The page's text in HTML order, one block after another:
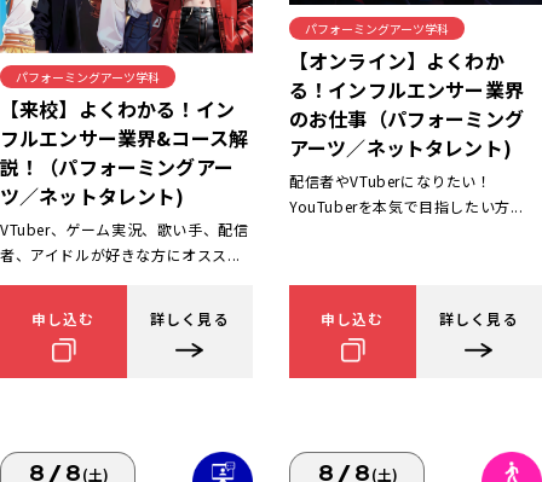
パフォーミングアーツ学科
【来校】よくわかる！イン
フルエンサー業界&コース解
説！（パフォーミングアー
ツ／ネットタレント)
VTuber、ゲーム実況、歌い手、配信
者、アイドルが好きな方にオスス...
申し込む 詳しく見る
パフォーミングアーツ学科
【オンライン】よくわか
る！インフルエンサー業界
のお仕事（パフォーミング
アーツ／ネットタレント)
配信者やVTuberになりたい！
YouTuberを本気で目指したい方...
申し込む 詳しく見る
8/8(土) 8/8(土)